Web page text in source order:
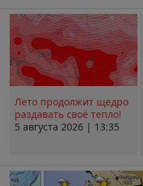
Лето продолжит щедро
раздавать своё тепло!
5 августа 2026 | 13:35